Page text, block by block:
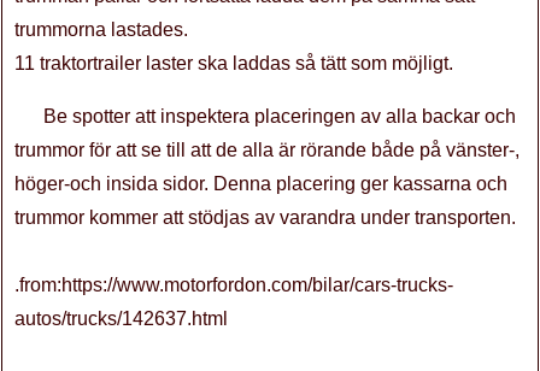
trummorna lastades.
11 traktortrailer laster ska laddas så tätt som möjligt.
Be spotter att inspektera placeringen av alla backar och
trummor för att se till att de alla är rörande både på vänster-,
höger-och insida sidor. Denna placering ger kassarna och
trummor kommer att stödjas av varandra under transporten.
.from:https://www.motorfordon.com/bilar/cars-trucks-
autos/trucks/142637.html